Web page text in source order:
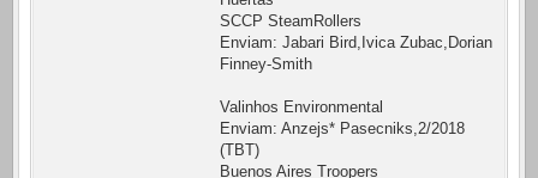
SCCP SteamRollers
Enviam: Jabari Bird,Ivica Zubac,Dorian
Finney-Smith
Valinhos Environmental
Enviam: Anzejs* Pasecniks,2/2018
(TBT)
Buenos Aires Troopers